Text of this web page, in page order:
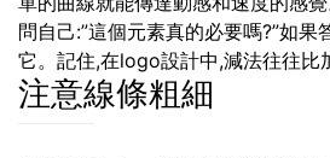
問自己:”這個元素真的必要嗎?”如果
它。記住,在logo設計中,減法往往比
注意線條粗細